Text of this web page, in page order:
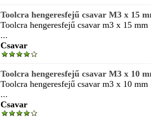
Toolcra hengeresfejű csavar M3 x 15
Toolcra hengeresfejű csavar m3 x 15
...
Csavar
Toolcra hengeresfejű csavar M3 x 10
Toolcra hengeresfejű csavar m3 x 10
...
Csavar